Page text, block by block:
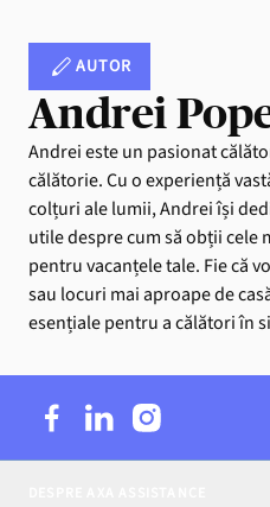
AUTOR
Andrei
Andrei este un pasionat
călătorie. Cu o experiență
colțuri ale lumii, Andrei își
utile despre cum să obții cele
pentru vacanțele tale. Fie că
sau locuri mai aproape de
esențiale pentru a călători în